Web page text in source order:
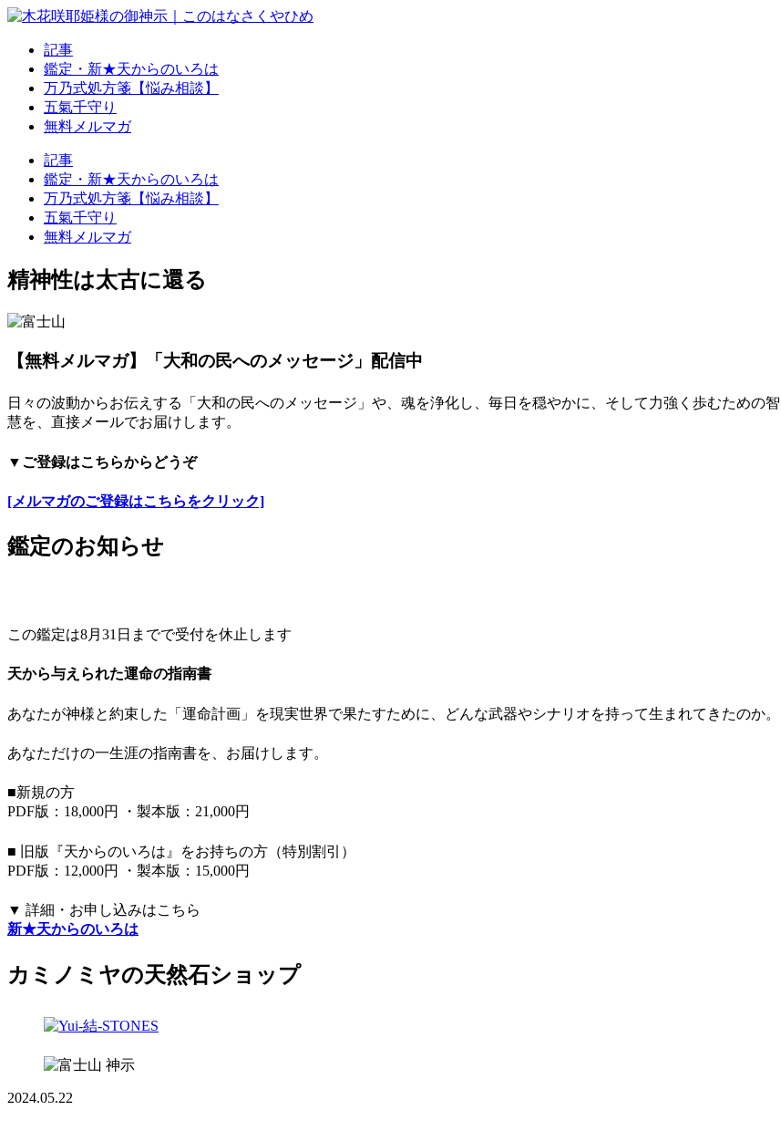
記事
鑑定・新★天からのいろは
万乃式処方箋【悩み相談】
五氣千守り
無料メルマガ
記事
鑑定・新★天からのいろは
万乃式処方箋【悩み相談】
五氣千守り
無料メルマガ
精神性は太古に還る
【無料メルマガ】「大和の民へのメッセージ」配信中
日々の波動からお伝えする「大和の民へのメッセージ」や、魂を浄化し、毎日を穏やかに、そして力強く歩むための智
慧を、直接メールでお届けします。
▼ご登録はこちらからどうぞ
[メルマガのご登録はこちらをクリック]
鑑定のお知らせ
この鑑定は8月31日までで受付を休止します
天から与えられた運命の指南書
あなたが神様と約束した「運命計画」を現実世界で果たすために、どんな武器やシナリオを持って生まれてきたのか。
あなただけの一生涯の指南書を、お届けします。
■新規の方
PDF版：18,000円 ・製本版：21,000円
■ 旧版『天からのいろは』をお持ちの方（特別割引）
PDF版：12,000円 ・製本版：15,000円
▼ 詳細・お申し込みはこちら
新★天からのいろは
カミノミヤの天然石ショップ
神示
2024.05.22